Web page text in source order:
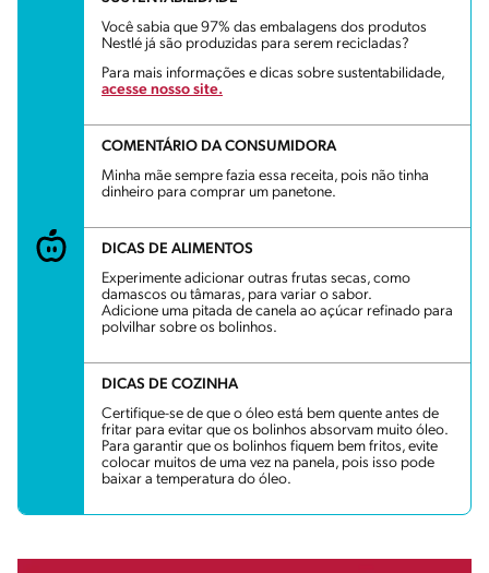
Você sabia que 97% das embalagens dos produtos
Nestlé já são produzidas para serem recicladas?
Para mais informações e dicas sobre sustentabilidade,
acesse nosso site.
COMENTÁRIO DA CONSUMIDORA
Minha mãe sempre fazia essa receita, pois não tinha
dinheiro para comprar um panetone.
DICAS DE ALIMENTOS
Experimente adicionar outras frutas secas, como
damascos ou tâmaras, para variar o sabor.
Adicione uma pitada de canela ao açúcar refinado para
polvilhar sobre os bolinhos.
DICAS DE COZINHA
Certifique-se de que o óleo está bem quente antes de
fritar para evitar que os bolinhos absorvam muito óleo.
Para garantir que os bolinhos fiquem bem fritos, evite
colocar muitos de uma vez na panela, pois isso pode
baixar a temperatura do óleo.